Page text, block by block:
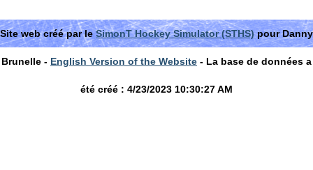
Site web créé par leSimonT Hockey Simulator (STHS)pour Danny
Brunelle - English Version of the Website - La base de données a
été créé : 4/23/2023 10:30:27 AM